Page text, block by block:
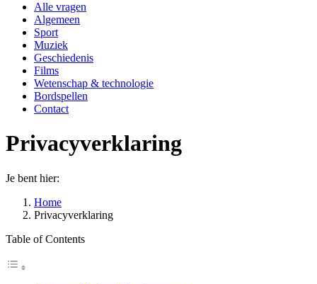
Alle vragen
Algemeen
Sport
Muziek
Geschiedenis
Films
Wetenschap & technologie
Bordspellen
Contact
Privacyverklaring
Je bent hier:
Home
Privacyverklaring
Table of Contents